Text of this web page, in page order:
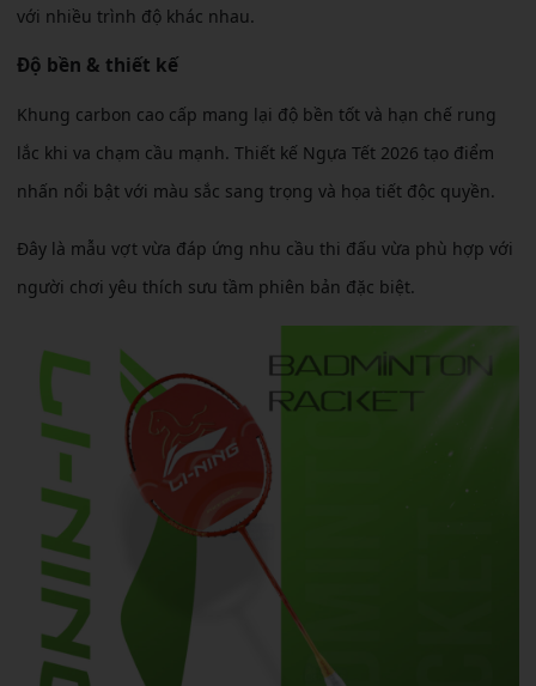
với nhiều trình độ khác nhau.
Độ bền & thiết kế
Khung carbon cao cấp mang lại độ bền tốt và hạn chế rung
lắc khi va chạm cầu mạnh. Thiết kế Ngựa Tết 2026 tạo điểm
nhấn nổi bật với màu sắc sang trọng và họa tiết độc quyền.
Đây là mẫu vợt vừa đáp ứng nhu cầu thi đấu vừa phù hợp với
người chơi yêu thích sưu tầm phiên bản đặc biệt.